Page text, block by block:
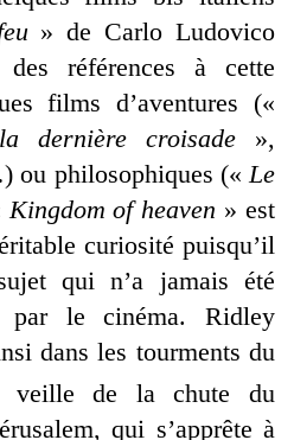
» de Carlo Ludovico
références à cette
films d’aventures («
dernière croisade »,
ou philosophiques («Le
Kingdom of heaven » est
curiosité puisqu’il
qui n’a jamais été
par le cinéma. Ridley
dans les tourments du
veille de la chute du
qui s’apprête à